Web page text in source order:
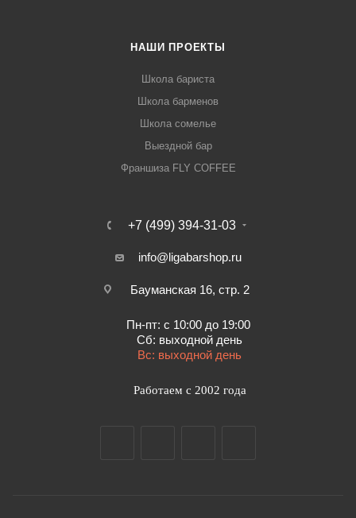
НАШИ ПРОЕКТЫ
Школа бариста
Школа барменов
Школа сомелье
Выездной бар
Франшиза FLY COFFEE
+7 (499) 394-31-03
info@ligabarshop.ru
Бауманская 16, стр. 2
Пн-пт: с 10:00 до 19:00
Сб: выходной день
Вс: выходной день
Работаем с 2002 года